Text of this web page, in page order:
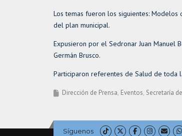
Los temas fueron los siguientes:
del plan municipal.
Expusieron por el Sedronar Juan Manuel
Germán Brusco.
Participaron referentes de Salud de toda
Dirección de Prensa Eventos Secretaría
Síguenos